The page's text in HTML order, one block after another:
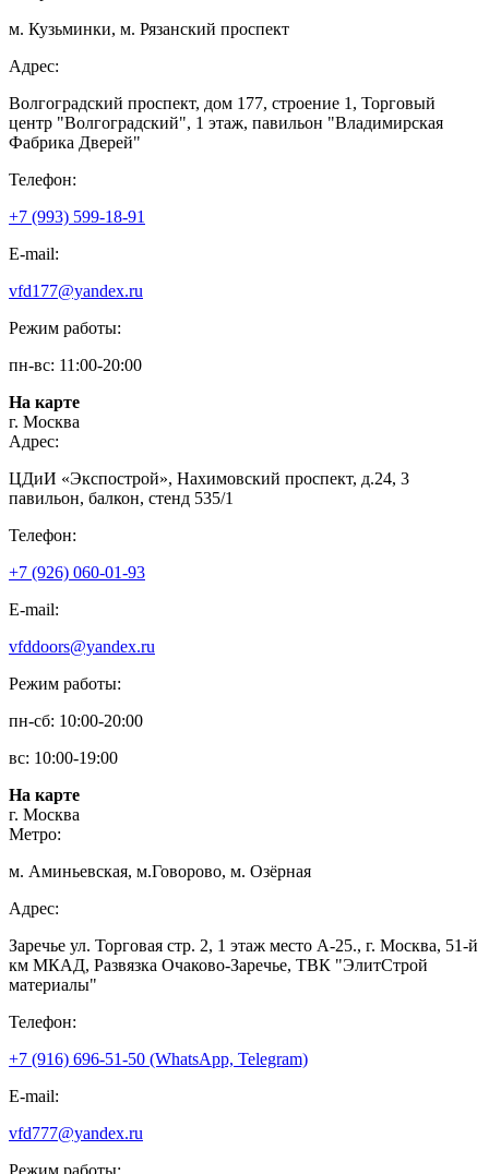
м. Кузьминки, м. Рязанский проспект
Адрес:
Волгоградский проспект, дом 177, строение 1, Торговый
центр "Волгоградский", 1 этаж, павильон "Владимирская
Фабрика Дверей"
Телефон:
+7 (993) 599-18-91
E-mail:
vfd177@yandex.ru
Режим работы:
пн-вс: 11:00-20:00
На карте
г. Москва
Адрес:
ЦДиИ «Экспострой», Нахимовский проспект, д.24, 3
павильон, балкон, стенд 535/1
Телефон:
+7 (926) 060-01-93
E-mail:
vfddoors@yandex.ru
Режим работы:
пн-сб: 10:00-20:00
вс: 10:00-19:00
На карте
г. Москва
Метро:
м. Аминьевская, м.Говорово, м. Озёрная
Адрес:
Заречье ул. Торговая стр. 2, 1 этаж место A-25., г. Москва, 51-й
км МКАД, Развязка Очаково-Заречье, ТВК "ЭлитСтрой
материалы"
Телефон:
+7 (916) 696-51-50 (WhatsApp, Telegram)
E-mail:
vfd777@yandex.ru
Режим работы: